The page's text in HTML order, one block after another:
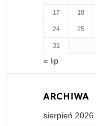
17 18
24 25
31
« lip
ARCHIWA
sierpień 2026